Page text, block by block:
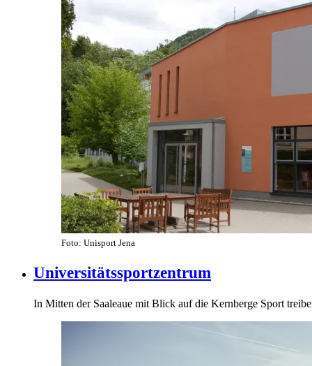
Foto: Unisport Jena
Universitätssportzentrum
In Mitten der Saaleaue mit Blick auf die Kernberge Sport